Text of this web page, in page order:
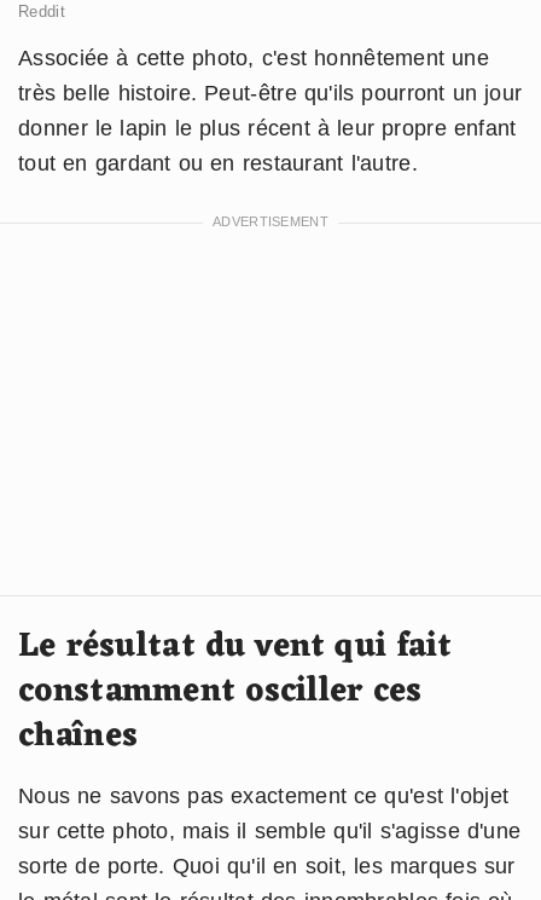
Reddit
Associée à cette photo, c'est honnêtement une
très belle histoire. Peut-être qu'ils pourront un jour
donner le lapin le plus récent à leur propre enfant
tout en gardant ou en restaurant l'autre.
Le résultat du vent qui fait
constamment osciller ces
chaînes
Nous ne savons pas exactement ce qu'est l'objet
sur cette photo, mais il semble qu'il s'agisse d'une
sorte de porte. Quoi qu'il en soit, les marques sur